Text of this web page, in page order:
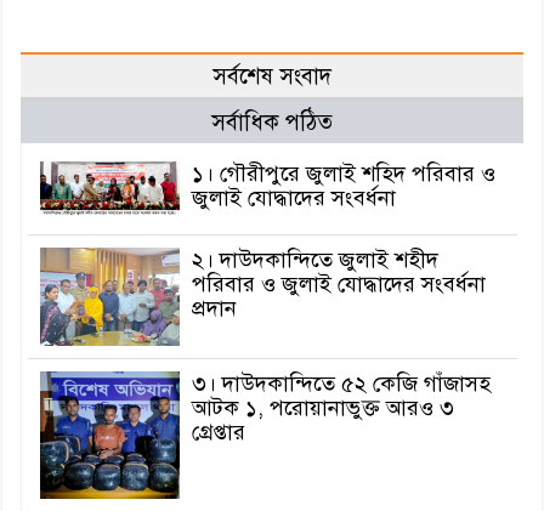
সর্বশেষ সংবাদ
সর্বাধিক পঠিত
১। গৌরীপুরে জুলাই শহিদ পরিবার ও
জুলাই যোদ্ধাদের সংবর্ধনা
২। দাউদকান্দিতে জুলাই শহীদ
পরিবার ও জুলাই যোদ্ধাদের সংবর্ধনা
প্রদান
৩। দাউদকান্দিতে ৫২ কেজি গাঁজাসহ
আটক ১, পরোয়ানাভুক্ত আরও ৩
গ্রেপ্তার